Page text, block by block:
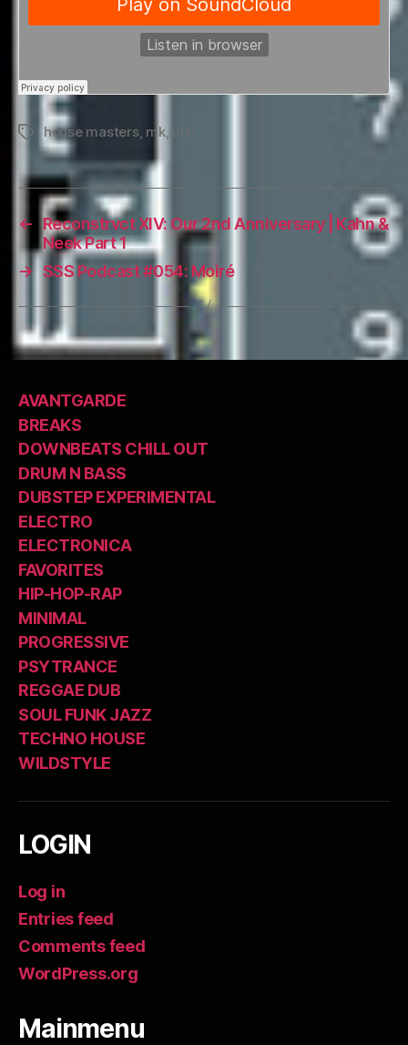
Tagshouse masters, mk, urb
←
Reconstrvct XIV: Our 2nd Anniversary | Kahn &
Neek Part 1
→ SSS Podcast #054: Moiré
AVANTGARDE
BREAKS
DOWNBEATS CHILL OUT
DRUM N BASS
DUBSTEP EXPERIMENTAL
ELECTRO
ELECTRONICA
FAVORITES
HIP-HOP-RAP
MINIMAL
PROGRESSIVE
PSYTRANCE
REGGAE DUB
SOUL FUNK JAZZ
TECHNO HOUSE
WILDSTYLE
LOGIN
Log in
Entries feed
Comments feed
WordPress.org
Mainmenu